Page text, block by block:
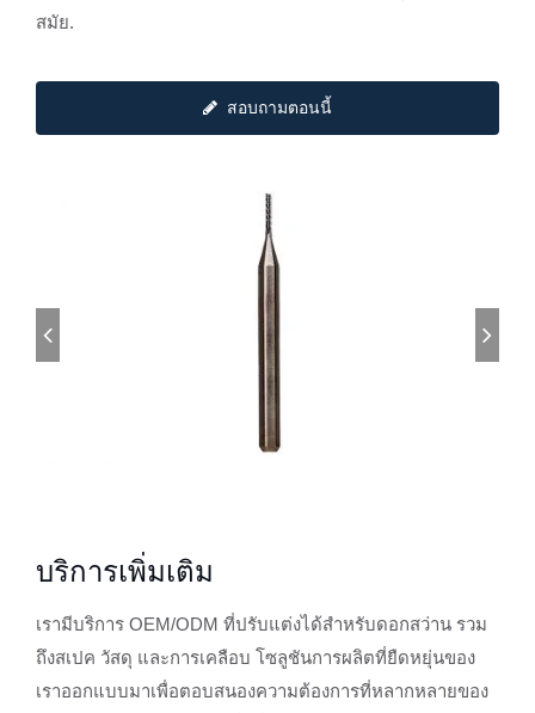
สมัย.
สอบถามตอนนี้
บริการเพิ่มเติม
เรามีบริการ OEM/ODM ที่ปรับแต่งได้สำหรับดอกสว่าน รวม
ถึงสเปค วัสดุ และการเคลือบ โซลูชันการผลิตที่ยืดหยุ่นของ
เราออกแบบมาเพื่อตอบสนองความต้องการที่หลากหลายของ